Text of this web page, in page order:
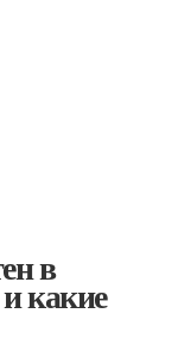
в
какие